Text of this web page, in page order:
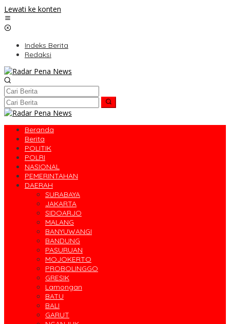
Lewati ke konten
Indeks Berita
Redaksi
Beranda
Berita
POLITIK
POLRI
NASIONAL
PEMERINTAHAN
DAERAH
SURABAYA
JAKARTA
SIDOARJO
MALANG
BANYUWANGI
BANDUNG
PASURUAN
MOJOKERTO
PROBOLINGGO
GRESIK
Lamongan
BATU
BALI
GARUT